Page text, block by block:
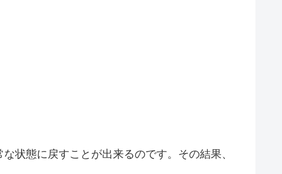
状態に戻すことが出来るのです。その結果、